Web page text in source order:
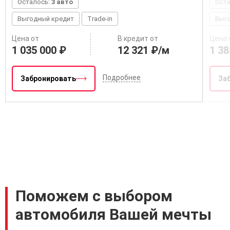
Осталось: 3 авто
Выгодный кредит Trade-in
Цена от
1 035 000 ₽
В кредит от
12 321 ₽/м
Забронировать Подробнее
Цена
1
Поможем с выбором
автомобиля Вашей мечты